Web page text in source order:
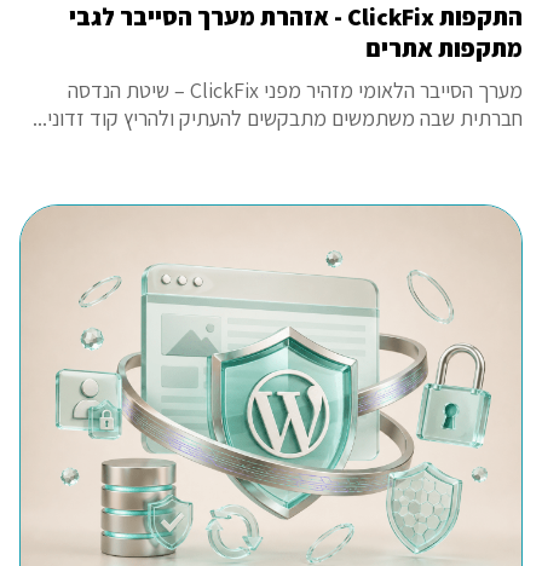
התקפות ClickFix - אזהרת מערך הסייבר לגבי
מתקפות אתרים
מערך הסייבר הלאומי מזהיר מפני ClickFix – שיטת הנדסה
חברתית שבה משתמשים מתבקשים להעתיק ולהריץ קוד זדוני...